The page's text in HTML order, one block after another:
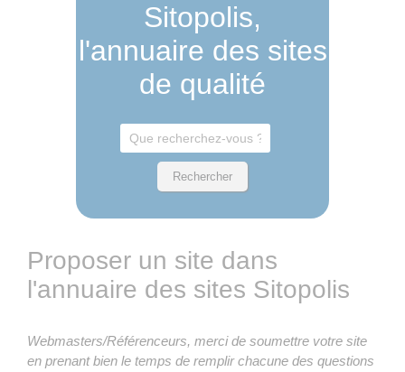
Sitopolis,
l'annuaire des sites
de qualité
Proposer un site dans
l'annuaire des sites Sitopolis
Webmasters/Référenceurs, merci de soumettre votre site
en prenant bien le temps de remplir chacune des questions